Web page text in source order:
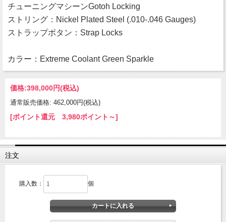
チューニングマシーンGotoh Locking
ストリング：Nickel Plated Steel (.010-.046 Gauges)
ストラップボタン：Strap Locks
カラー：Extreme Coolant Green Sparkle
価格:398,000円(税込)
通常販売価格: 462,000円(税込)
[ポイント還元 3,980ポイント～]
注文
購入数： 個